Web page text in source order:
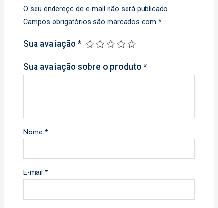
O seu endereço de e-mail não será publicado.
Campos obrigatórios são marcados com *
Sua avaliação *
Sua avaliação sobre o produto *
Nome *
E-mail *